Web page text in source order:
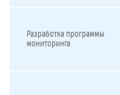
Разработка программы
мониторинга